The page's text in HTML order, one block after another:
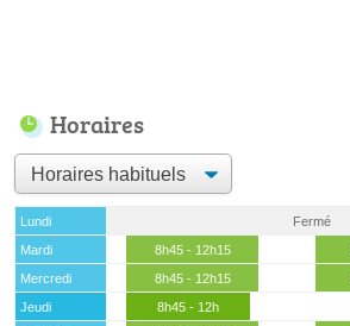
Horaires
Lundi
Fermé
Mardi
8h45 - 12h15
Mercredi
8h45 - 12h15
Jeudi
8h45 - 12h